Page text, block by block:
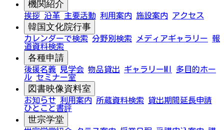
機関紹介
挨拶 沿革 主要活動 利用案内 施設案内 アクセス
韓国文化院行事
カレンダーで検索 分野別検索 メディアギャラリー 報
道資料検索
各種申請
後援名義 見学会 物品貸出 ギャラリーMI
多目的ホー
ル セミナー室
図書映像資料室
お知らせ 利用案内 所蔵資料検索
貸出期間延長申請
ひとこと書評
世宗学堂